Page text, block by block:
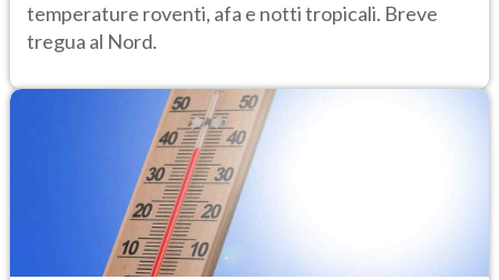
temperature roventi, afa e notti tropicali. Breve
tregua al Nord.